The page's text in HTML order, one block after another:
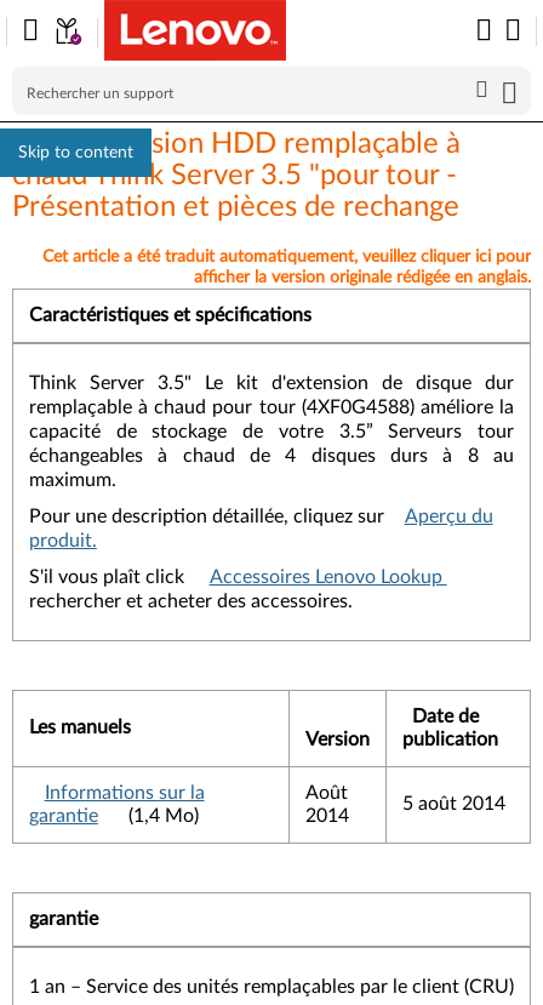
Skip to content
Kit d'extension HDD remplaçable à
chaud Think Server 3.5 "pour tour -
Présentation et pièces de rechange
Cet article a été traduit automatiquement, veuillez cliquer ici pour
afficher la version originale rédigée en anglais.
Caractéristiques et spécifications
Think Server 3.5" Le kit d'extension de disque dur
remplaçable à chaud pour tour (4XF0G4588) améliore la
capacité de stockage de votre 3.5” Serveurs tour
échangeables à chaud de 4 disques durs à 8 au
maximum.
Pour une description détaillée, cliquez sur
Aperçu du
produit.
S'il vous plaît click
Accessoires Lenovo Lookup
rechercher et acheter des accessoires.
Les manuels
Version
Date de
publication
Informations sur la
garantie
(1,4 Mo)
Août
2014
5 août 2014
garantie
1 an – Service des unités remplaçables par le client (CRU)